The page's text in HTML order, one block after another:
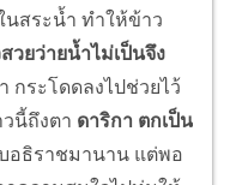
นสระน้ำ ทำให้ข้าว
วยว่ายน้ำไม่เป็นจึง
กระโดดลงไปช่วยไว้
นี้ถึงตา ดาริกา ตกเป็น
อธิราชมานาน แต่พอ